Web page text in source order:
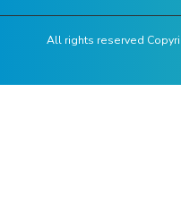
All rights reserved